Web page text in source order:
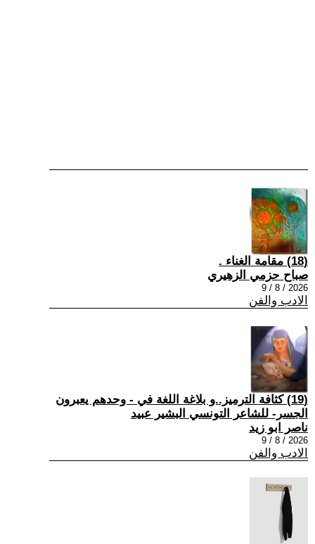
(18) مقامة الغناء .
صباح حزمي الزهيري
2026 / 8 / 9
الادب والفن
(19) كثافة الترميز..و بلاغة اللغة في - وحدهم يعبرون
الجسر- للشاعر التونسي البشير عبيد
ناصر ابو زيد
2026 / 8 / 9
الادب والفن